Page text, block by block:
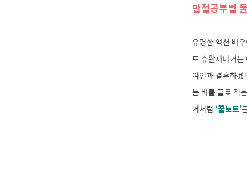
만점공부법
유명한 액션 배
드 슈왈제네거는
여인과 결혼하
는 바를 글로 적
거처럼‘꿈노트’